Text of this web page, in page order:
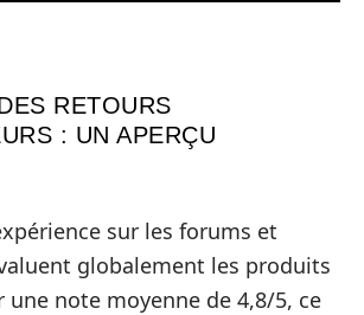
RETOURS
: UN APERÇU
sur les forums et
globalement les produits
une note moyenne de 4,8/5, ce